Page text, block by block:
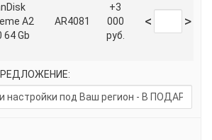
A2
64 Gb
AR4081
+3
000
руб.
< >